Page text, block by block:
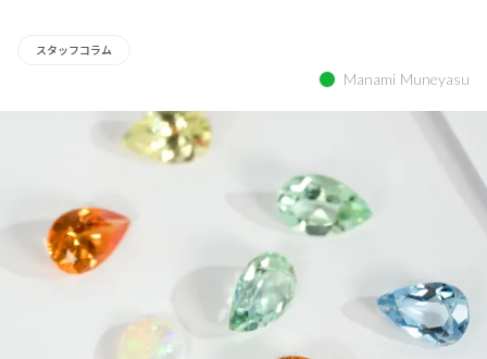
スタッフコラム
Manami Muneyasu